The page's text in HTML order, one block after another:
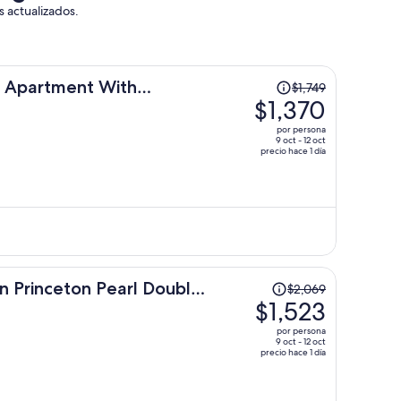
actualizados.
Apartment With
$1,370
por
$1,749
$1,370
por persona
9 oct - 12 oct
precio hace 1 día
Princeton Pearl Double
$2,069
$1,523
por persona
9 oct - 12 oct
precio hace 1 día